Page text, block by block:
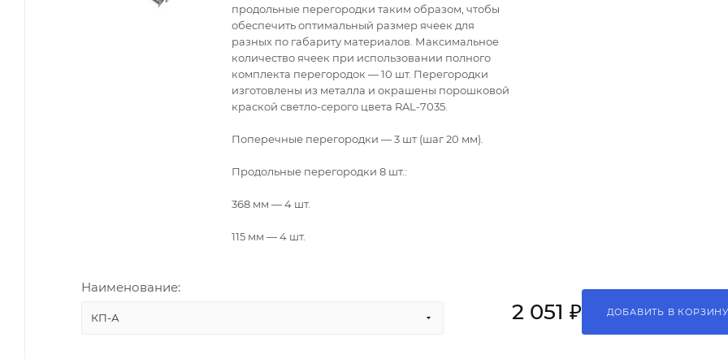
продольные перегородки таким образом, чтобы
обеспечить оптимальный размер ячеек для
разных по габариту материалов. Максимальное
количество ячеек при использовании полного
комплекта перегородок — 10 шт. Перегородки
изготовлены из металла и окрашены порошковой
краской светло-серого цвета RAL-7035.
Поперечные перегородки — 3 шт (шаг 20 мм).
Продольные перегородки 8 шт.:
368 мм — 4 шт.
115 мм — 4 шт.
Наименование:
КП-А 2 051 ₽ ДОБАВИТЬ В КОРЗИНУ